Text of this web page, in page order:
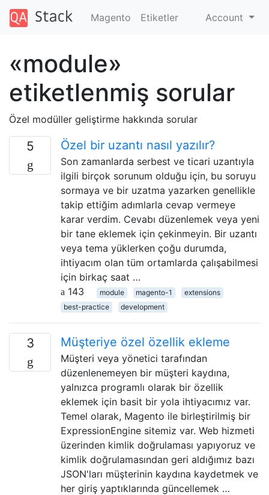
Magento Etiketler Account
«module»
etiketlenmiş sorular
Özel modüller geliştirme hakkında sorular
5 Özel bir uzantı nasıl yazılır?
Son zamanlarda serbest ve ticari uzantıyla
ilgili birçok sorunum olduğu için, bu soruyu
sormaya ve bir uzatma yazarken genellikle
takip ettiğim adımlarla cevap vermeye
karar verdim. Cevabı düzenlemek veya yeni
bir tane eklemek için çekinmeyin. Bir uzantı
veya tema yüklerken çoğu durumda,
ihtiyacım olan tüm ortamlarda çalışabilmesi
için birkaç saat …
143
module magento-1
extensions
best-practice
development
3 Müşteriye özel özellik ekleme
Müşteri veya yönetici tarafından
düzenlenemeyen bir müşteri kaydına,
yalnızca programlı olarak bir özellik
eklemek için basit bir yola ihtiyacımız var.
Temel olarak, Magento ile birleştirilmiş bir
ExpressionEngine sitemiz var. Web hizmeti
üzerinden kimlik doğrulaması yapıyoruz ve
kimlik doğrulamasından geri aldığımız bazı
JSON'ları müşterinin kaydına kaydetmek ve
her giriş yaptıklarında güncellemek …